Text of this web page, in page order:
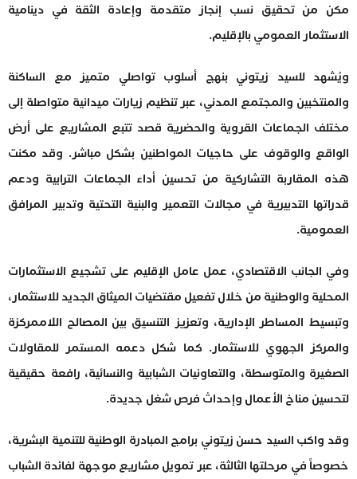
مكن من تحقيق نسب إنجاز متقدمة وإعادة الثقة في دينامية
الاستثمار العمومي بالإقليم.
ويُشهد للسيد زيتوني بنهج أسلوب تواصلي متميز مع الساكنة
والمنتخبين والمجتمع المدني، عبر تنظيم زيارات ميدانية متواصلة إلى
مختلف الجماعات القروية والحضرية قصد تتبع المشاريع على أرض
الواقع والوقوف على حاجيات المواطنين بشكل مباشر. وقد مكنت
هذه المقاربة التشاركية من تحسين أداء الجماعات الترابية ودعم
قدراتها التدبيرية في مجالات التعمير والبنية التحتية وتدبير المرافق
العمومية.
وفي الجانب الاقتصادي، عمل عامل الإقليم على تشجيع الاستثمارات
المحلية والوطنية من خلال تفعيل مقتضيات الميثاق الجديد للاستثمار،
وتبسيط المساطر الإدارية، وتعزيز التنسيق بين المصالح اللاممركزة
والمركز الجهوي للاستثمار. كما شكل دعمه المستمر للمقاولات
الصغيرة والمتوسطة، والتعاونيات الشبابية والنسائية، رافعة حقيقية
لتحسين مناخ الأعمال وإحداث فرص شغل جديدة.
وقد واكب السيد حسن زيتوني برامج المبادرة الوطنية للتنمية البشرية،
خصوصاً في مرحلتها الثالثة، عبر تمويل مشاريع موجهة لفائدة الشباب